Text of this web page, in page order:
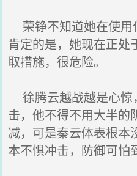
荣铮不知道她在使用
肯定的是，她现在正处
取措施，很危险。
徐腾云越战越是心惊
击，他不得不用大半的
减，可是秦云体表根本
本不惧冲击，防御可怕